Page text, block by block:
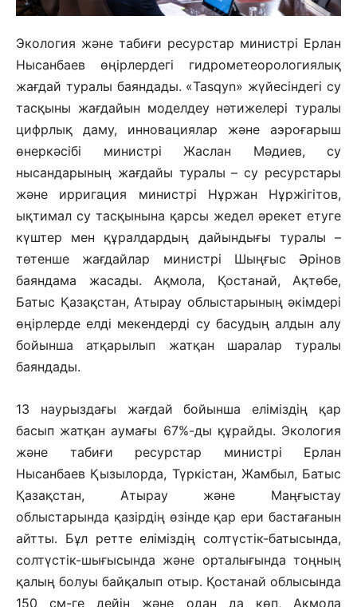
Экология және табиғи ресурстар министрі Ерлан
Нысанбаев өңірлердегі гидрометеорологиялық
жағдай туралы баяндады. «Tasqyn» жүйесіндегі су
тасқыны жағдайын моделдеу нәтижелері туралы
цифрлық даму, инновациялар және аэроғарыш
өнеркәсібі министрі Жаслан Мәдиев, су
нысандарының жағдайы туралы – су ресурстары
және ирригация министрі Нұржан Нұржігітов,
ықтимал су тасқынына қарсы жедел әрекет етуге
күштер мен құралдардың дайындығы туралы –
төтенше жағдайлар министрі Шыңғыс Әрінов
баяндама жасады. Ақмола, Қостанай, Ақтөбе,
Батыс Қазақстан, Атырау облыстарының әкімдері
өңірлерде елді мекендерді су басудың алдын алу
бойынша атқарылып жатқан шаралар туралы
баяндады.
13 наурыздағы жағдай бойынша еліміздің қар
басып жатқан аумағы 67%-ды құрайды. Экология
және табиғи ресурстар министрі Ерлан
Нысанбаев Қызылорда, Түркістан, Жамбыл, Батыс
Қазақстан, Атырау және Маңғыстау
облыстарында қазірдің өзінде қар ери бастағанын
айтты. Бұл ретте еліміздің солтүстік-батысында,
солтүстік-шығысында және орталығында тоңның
қалың болуы байқалып отыр. Қостанай облысында
150 см-ге дейін және одан да көп, Ақмола